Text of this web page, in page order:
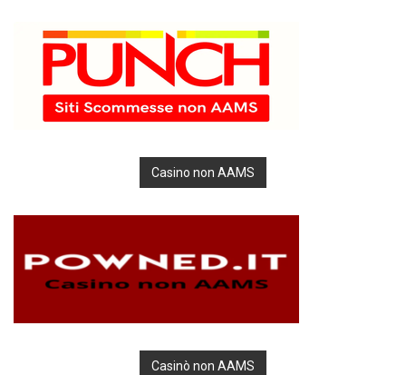
Casino non AAMS
Casinò non AAMS